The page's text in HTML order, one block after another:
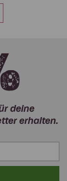
deine
erhalten.